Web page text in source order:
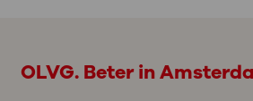
OLVG. Beter in